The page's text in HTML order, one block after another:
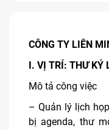
CÔNG TY LIÊN
I. VỊ TRÍ: THƯ KÝ
Mô tả công việc
– Quản lý lịch
bị agenda, thư